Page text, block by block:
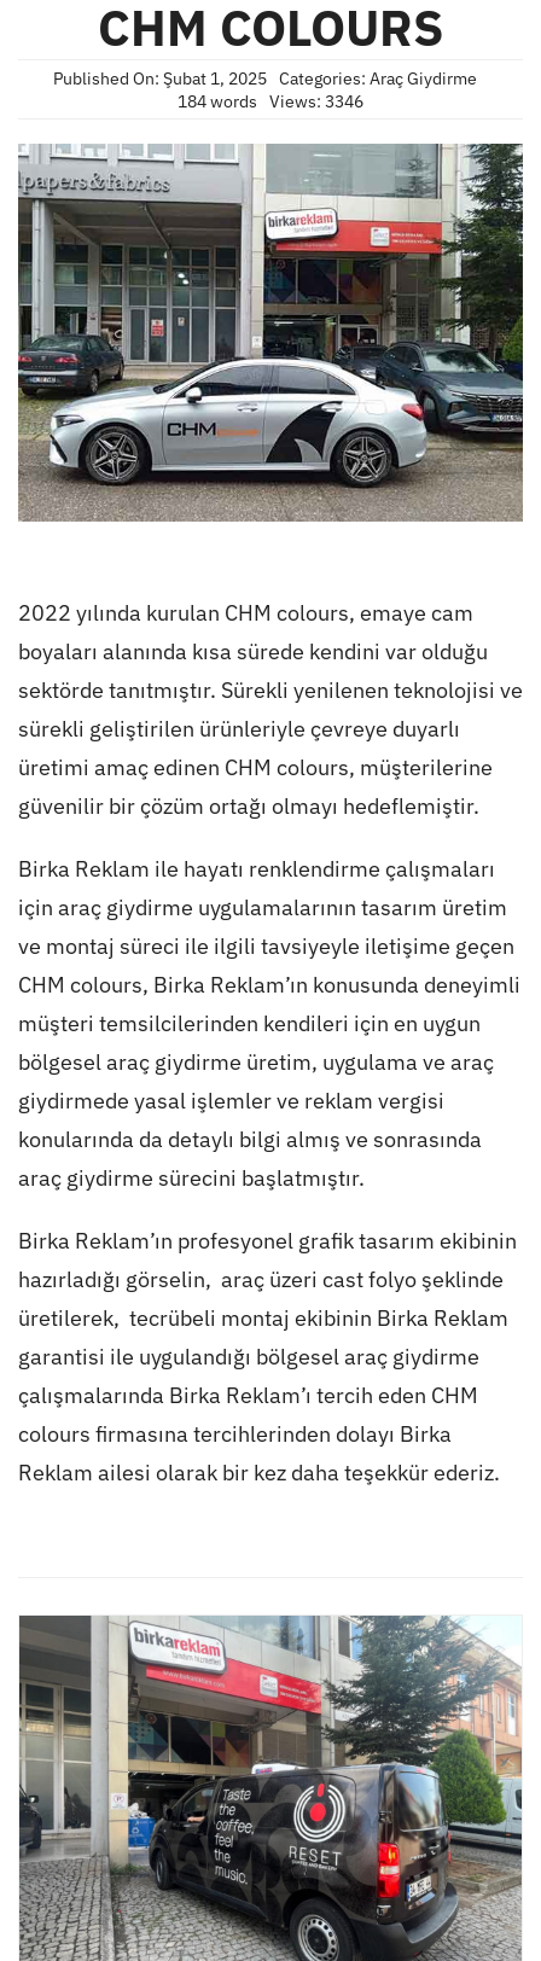
CHM COLOURS
Published On: Şubat 1, 2025 Categories: Araç Giydirme
184 words
Views: 3346
2022 yılında kurulan CHM colours, emaye cam
boyaları alanında kısa sürede kendini var olduğu
sektörde tanıtmıştır. Sürekli yenilenen teknolojisi ve
sürekli geliştirilen ürünleriyle çevreye duyarlı
üretimi amaç edinen CHM colours, müşterilerine
güvenilir bir çözüm ortağı olmayı hedeflemiştir.
Birka Reklam ile hayatı renklendirme çalışmaları
için araç giydirme uygulamalarının tasarım üretim
ve montaj süreci ile ilgili tavsiyeyle iletişime geçen
CHM colours, Birka Reklam’ın konusunda deneyimli
müşteri temsilcilerinden kendileri için en uygun
bölgesel araç giydirme üretim, uygulama ve araç
giydirmede yasal işlemler ve reklam vergisi
konularında da detaylı bilgi almış ve sonrasında
araç giydirme sürecini başlatmıştır.
Birka Reklam’ın profesyonel grafik tasarım ekibinin
hazırladığı görselin, araç üzeri cast folyo şeklinde
üretilerek, tecrübeli montaj ekibinin Birka Reklam
garantisi ile uygulandığı bölgesel araç giydirme
çalışmalarında Birka Reklam’ı tercih eden CHM
colours firmasına tercihlerinden dolayı Birka
Reklam ailesi olarak bir kez daha teşekkür ederiz.